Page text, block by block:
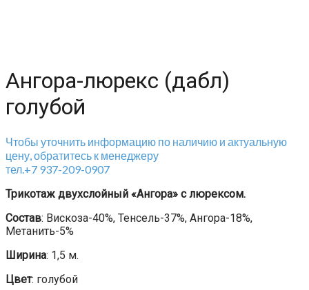
Ангора-люрекс (дабл)
голубой
Чтобы уточнить информацию по наличию и актуальную
цену, обратитесь к менеджеру
тел.+7 937-209-0907
Трикотаж двухслойный «Ангора» с люрексом.
Состав: Вискоза-40%, Тенсель-37%, Ангора-18%,
Метанить-5%
Ширина: 1,5 м.
Цвет: голубой